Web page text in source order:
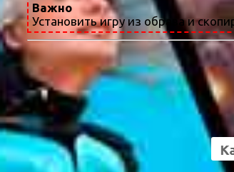
Важно
Установить игру из образа и